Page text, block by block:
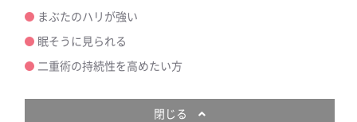
まぶたのハリが強い
眠そうに見られる
二重術の持続性を高めたい方
閉じる